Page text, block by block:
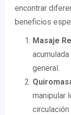
encontrar
beneficios
Masaje
general.
manipular
circulación